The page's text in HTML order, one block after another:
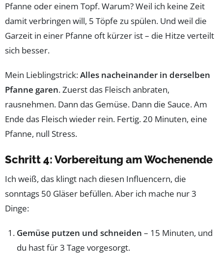
Pfanne oder einem Topf. Warum? Weil ich keine Zeit
damit verbringen will, 5 Töpfe zu spülen. Und weil die
Garzeit in einer Pfanne oft kürzer ist – die Hitze verteilt
sich besser.
Mein Lieblingstrick:Alles nacheinander in derselben
Pfanne garen. Zuerst das Fleisch anbraten,
rausnehmen. Dann das Gemüse. Dann die Sauce. Am
Ende das Fleisch wieder rein. Fertig. 20 Minuten, eine
Pfanne, null Stress.
Schritt 4: Vorbereitung am Wochenende
Ich weiß, das klingt nach diesen Influencern, die
sonntags 50 Gläser befüllen. Aber ich mache nur 3
Dinge:
Gemüse putzen und schneiden – 15 Minuten, und
du hast für 3 Tage vorgesorgt.